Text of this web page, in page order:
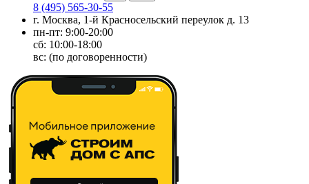
8 (495) 565-30-55
г. Москва, 1-й Красносельский переулок д. 13
пн-пт: 9:00-20:00
сб: 10:00-18:00
вс: (по договоренности)